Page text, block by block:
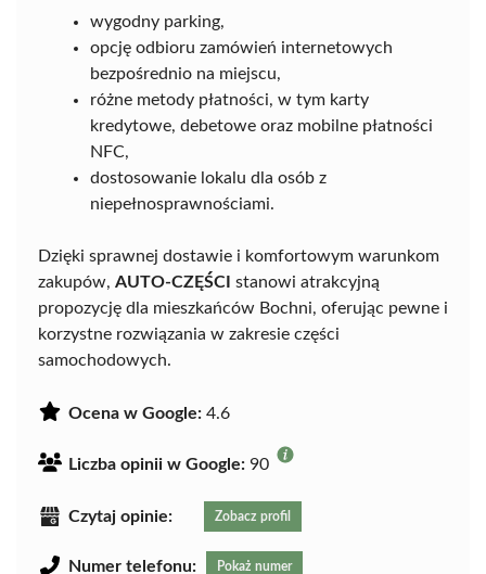
wygodny parking,
opcję odbioru zamówień internetowych
bezpośrednio na miejscu,
różne metody płatności, w tym karty
kredytowe, debetowe oraz mobilne płatności
NFC,
dostosowanie lokalu dla osób z
niepełnosprawnościami.
Dzięki sprawnej dostawie i komfortowym warunkom
zakupów, AUTO-CZĘŚCI stanowi atrakcyjną
propozycję dla mieszkańców Bochni, oferując pewne i
korzystne rozwiązania w zakresie części
samochodowych.
Ocena w Google: 4.6
Liczba opinii w Google: 90
Czytaj opinie: Zobacz profil
Numer telefonu: Pokaż numer